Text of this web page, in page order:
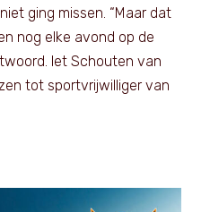
ging missen. “Maar dat
nog elke avond op de
Iet Schouten van
tot sportvrijwilliger van